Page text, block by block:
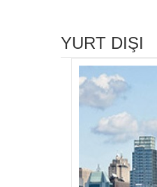
YURT DIŞI